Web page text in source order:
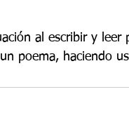
al escribir y leer
poema, haciendo